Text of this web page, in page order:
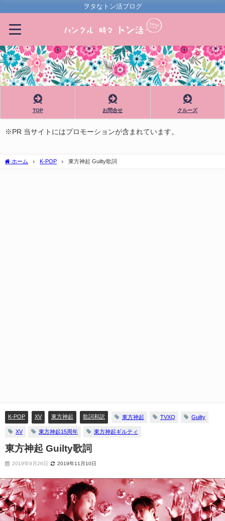
ヲタなトン活ブログ
TOP お問合せ クルーズ
※PR 当サイトにはプロモーションが含まれています。
ホーム K-POP 東方神起 Guilty歌詞
K-POP XV 東方神起 歌詞和訳 東方神起 TVXQ Guilty
XV 東方神起15周年 東方神起ギルティ
東方神起 Guilty歌詞
2019年9月26日 2019年11月10日